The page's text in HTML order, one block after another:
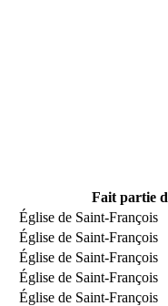
Fait partie
Église de Saint-François
Église de Saint-François
Église de Saint-François
Église de Saint-François
Église de Saint-François